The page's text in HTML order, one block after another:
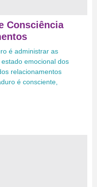
Consciência
é administrar as
emocional dos
relacionamentos
é consciente,